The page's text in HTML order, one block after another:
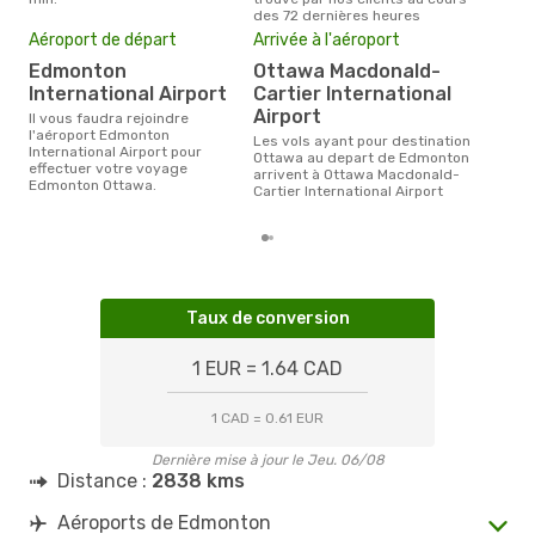
des 72 dernières heures
Aéroport de départ
Edmonton
International Airport
Il vous faudra rejoindre
l'aéroport Edmonton
International Airport pour
effectuer votre voyage
Edmonton Ottawa.
Arrivée à l'aéroport
Ottawa Macdonald-
Cartier International
Airport
Les vols ayant pour destination
Ottawa au depart de Edmonton
arrivent à Ottawa Macdonald-
Cartier International Airport
Taux de conversion
1 EUR = 1.64 CAD
1 CAD = 0.61 EUR
Dernière mise à jour le Jeu. 06/08
Distance : 2838 kms
Aéroports de Edmonton